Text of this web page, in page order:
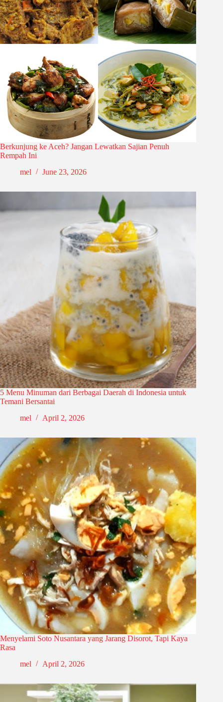
Berkunjung ke Aceh? Jangan Lewatkan Sajian Penuh
Rempah Ini
mel
June 23, 2026
5 Menu Minuman dari Berbagai Daerah di Indonesia untuk
Temani Bersantai
mel
April 2, 2026
Menyelami Soto Nusantara yang Jarang Disorot, Tapi Kaya
Rasa
mel
April 2, 2026